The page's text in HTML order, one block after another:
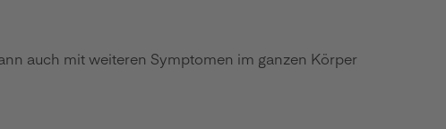
auch mit weiteren Symptomen im ganzen Körper